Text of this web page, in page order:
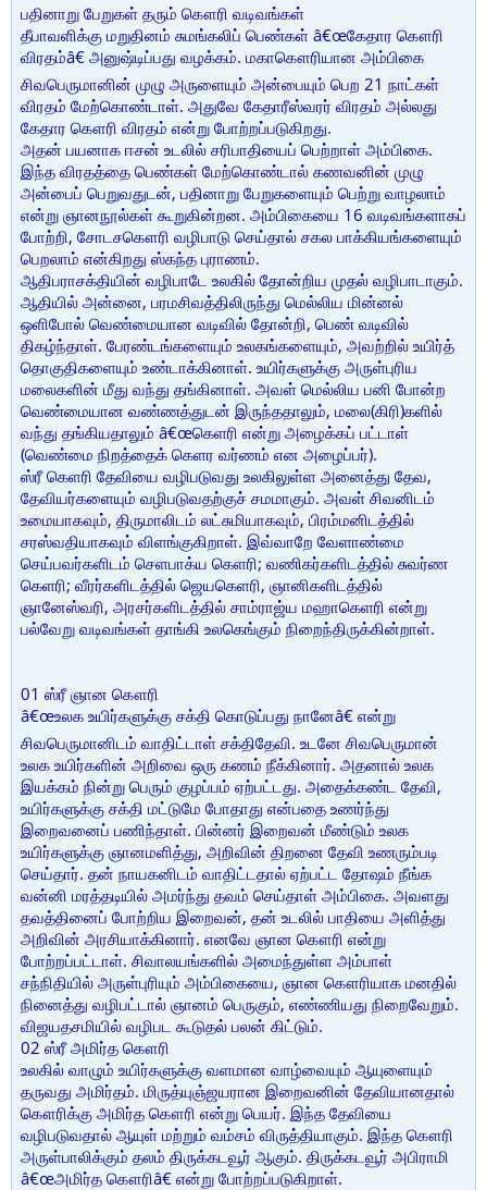
பதினாறு பேறுகள் தரும் கௌரி வடிவங்கள்
தீபாவளிக்கு மறுதினம் சுமங்கலிப் பெண்கள் â€œகேதார கௌரி
விரதம்â€ அனுஷ்டிப்பது வழக்கம். மகாகௌரியான அம்பிகை
சிவபெருமானின் முழு அருளையும் அன்பையும் பெற 21 நாட்கள்
விரதம் மேற்கொண்டாள். அதுவே கேதாரீஸ்வரர் விரதம் அல்லது
கேதார கௌரி விரதம் என்று போற்றப்படுகிறது.
அதன் பயனாக ஈசன் உடலில் சரிபாதியைப் பெற்றாள் அம்பிகை.
இந்த விரதத்தை பெண்கள் மேற்கொண்டால் கணவனின் முழு
அன்பைப் பெறுவதுடன், பதினாறு பேறுகளையும் பெற்று வாழலாம்
என்று ஞானநூல்கள் கூறுகின்றன. அம்பிகையை 16 வடிவங்களாகப்
போற்றி, சோடசகௌரி வழிபாடு செய்தால் சகல பாக்கியங்களையும்
பெறலாம் என்கிறது ஸ்கந்த புராணம்.
ஆதிபராசக்தியின் வழிபாடே உலகில் தோன்றிய முதல் வழிபாடாகும்.
ஆதியில் அன்னை, பரமசிவத்திலிருந்து மெல்லிய மின்னல்
ஒளிபோல் வெண்மையான வடிவில் தோன்றி, பெண் வடிவில்
திகழ்ந்தாள். பேரண்டங்களையும் உலகங்களையும், அவற்றில் உயிர்த்
தொகுதிகளையும் உண்டாக்கினாள். உயிர்களுக்கு அருள்புரிய
மலைகளின் மீது வந்து தங்கினாள். அவள் மெல்லிய பனி போன்ற
வெண்மையான வண்ணத்துடன் இருந்ததாலும், மலை(கிரி)களில்
வந்து தங்கியதாலும் â€œகெளரி என்று அழைக்கப் பட்டாள்
(வெண்மை நிறத்தைக் கெளர வர்ணம் என அழைப்பர்).
ஸ்ரீ கெளரி தேவியை வழிபடுவது உலகிலுள்ள அனைத்து தேவ,
தேவியர்களையும் வழிபடுவதற்குச் சமமாகும். அவள் சிவனிடம்
உமையாகவும், திருமாலிடம் லட்சுமியாகவும், பிரம்மனிடத்தில்
சரஸ்வதியாகவும் விளங்குகிறாள். இவ்வாறே வேளாண்மை
செய்பவர்களிடம் செளபாக்ய கெளரி; வணிகர்களிடத்தில் சுவர்ண
கெளரி; வீரர்களிடத்தில் ஜெயகெளரி, ஞானிகளிடத்தில்
ஞானேஸ்வரி, அரசர்களிடத்தில் சாம்ராஜ்ய மஹாகெளரி என்று
பல்வேறு வடிவங்கள் தாங்கி உலகெங்கும் நிறைந்திருக்கின்றாள்.
01 ஸ்ரீ ஞான கௌரி
â€œஉலக உயிர்களுக்கு சக்தி கொடுப்பது நானேâ€ என்று
சிவபெருமானிடம் வாதிட்டாள் சக்திதேவி. உடனே சிவபெருமான்
உலக உயிர்களின் அறிவை ஒரு கணம் நீக்கினார். அதனால் உலக
இயக்கம் நின்று பெரும் குழப்பம் ஏற்பட்டது. அதைக்கண்ட தேவி,
உயிர்களுக்கு சக்தி மட்டுமே போதாது என்பதை உணர்ந்து
இறைவனைப் பணிந்தாள். பின்னர் இறைவன் மீண்டும் உலக
உயிர்களுக்கு ஞானமளித்து, அறிவின் திறனை தேவி உணரும்படி
செய்தார். தன் நாயகனிடம் வாதிட்டதால் ஏற்பட்ட தோஷம் நீங்க
வன்னி மரத்தடியில் அமர்ந்து தவம் செய்தாள் அம்பிகை. அவளது
தவத்தினைப் போற்றிய இறைவன், தன் உடலில் பாதியை அளித்து
அறிவின் அரசியாக்கினார். எனவே ஞான கௌரி என்று
போற்றப்பட்டாள். சிவாலயங்களில் அமைந்துள்ள அம்பாள்
சந்நிதியில் அருள்புரியும் அம்பிகையை, ஞான கௌரியாக மனதில்
நினைத்து வழிபட்டால் ஞானம் பெருகும், எண்ணியது நிறைவேறும்.
விஜயதசமியில் வழிபட கூடுதல் பலன் கிட்டும்.
02 ஸ்ரீ அமிர்த கௌரி
உலகில் வாழும் உயிர்களுக்கு வளமான வாழ்வையும் ஆயுளையும்
தருவது அமிர்தம். மிருத்யுஞ்ஜயரான இறைவனின் தேவியானதால்
கௌரிக்கு அமிர்த கௌரி என்று பெயர். இந்த தேவியை
வழிபடுவதால் ஆயுள் மற்றும் வம்சம் விருத்தியாகும். இந்த கௌரி
அருள்பாலிக்கும் தலம் திருக்கடவூர் ஆகும். திருக்கடவூர் அபிராமி
â€œஅமிர்த கௌரிâ€ என்று போற்றப்படுகிறாள்.